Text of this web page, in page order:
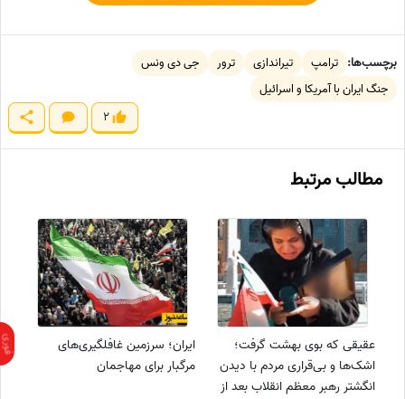
برچسب‌ها: ترامپ تیراندازی ترور
جی دی ونس
جنگ ایران با آمریکا و اسرائیل
2
مطالب مرتبط
عقیقی که بوی بهشت گرفت؛
اشک‌ها و بی‌قراری مردم با دیدن
انگشتر رهبر معظم انقلاب بعد از
ایران؛ سرزمین غافلگیری‌های
مرگبار برای مهاجمان